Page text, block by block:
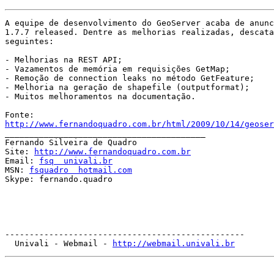
A equipe de desenvolvimento do GeoServer acaba de
1.7.7 released. Dentre as melhorias realizadas,
seguintes:
- Melhorias na REST API;
- Vazamentos de memória em requisições GetMap;
- Remoção de connection leaks no método GetFeature;
- Melhoria na geração de shapefile (outputformat);
- Muitos melhoramentos na documentação.
http://www.fernandoquadro.com.br/html/2009/10/14/
Fernando Silveira de Quadro
Site:
http://www.fernandoquadro.com.br
Email: fsq  univali.br
MSN: fsquadro  hotmail.com
Skype: fernando.quadro
-------------------------------------------------
  Univali - Webmail -
http://webmail.univali.br